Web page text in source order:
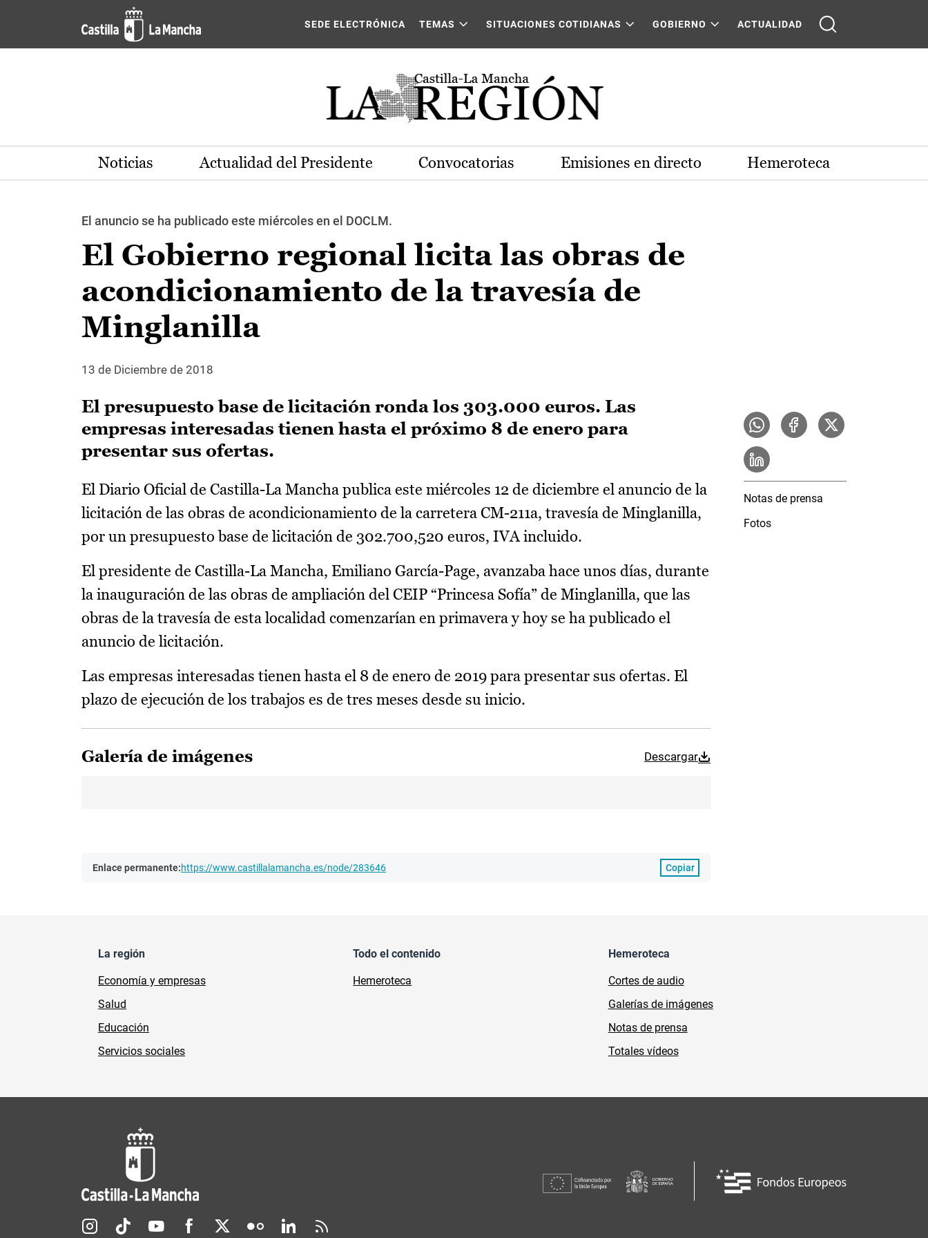
Pasar al contenido principal
SEDE ELECTRÓNICA TEMAS SITUACIONES COTIDIANAS GOBIERNO ACTUALIDAD
Noticias Actualidad del Presidente Convocatorias Emisiones en directo Hemeroteca
El anuncio se ha publicado este miércoles en el DOCLM.
El Gobierno regional licita las obras de
acondicionamiento de la travesía de
Minglanilla
13 de Diciembre de 2018
El presupuesto base de licitación ronda los 303.000 euros. Las
empresas interesadas tienen hasta el próximo 8 de enero para
presentar sus ofertas.
El Diario Oficial de Castilla-La Mancha publica este miércoles 12 de diciembre el anuncio de la
licitación de las obras de acondicionamiento de la carretera CM-211a, travesía de Minglanilla,
por un presupuesto base de licitación de 302.700,520 euros, IVA incluido.
El presidente de Castilla-La Mancha, Emiliano García-Page, avanzaba hace unos días, durante
la inauguración de las obras de ampliación del CEIP “Princesa Sofía” de Minglanilla, que las
obras de la travesía de esta localidad comenzarían en primavera y hoy se ha publicado el
anuncio de licitación.
Las empresas interesadas tienen hasta el 8 de enero de 2019 para presentar sus ofertas. El
plazo de ejecución de los trabajos es de tres meses desde su inicio.
Galería de imágenes Descargar
Enlace permanente:https://www.castillalamancha.es/node/283646 Copiar
Notas de prensa
Fotos
La región
Economía y empresas
Salud
Educación
Servicios sociales
Todo el contenido
Hemeroteca
Hemeroteca
Cortes de audio
Galerías de imágenes
Notas de prensa
Totales vídeos
Redes sociales JCCM